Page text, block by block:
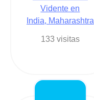
Vidente en
India, Maharashtra
133 visitas